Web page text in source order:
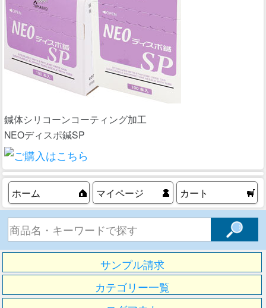
鍼体シリコーンコーティング加工
NEOディスポ鍼SP
ホーム マイページ カート
サンプル請求
カテゴリー一覧